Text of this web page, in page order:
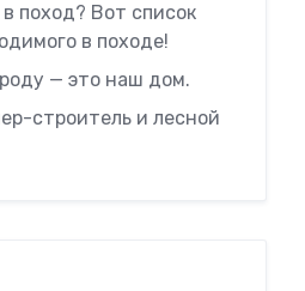
поход? Вот список
в походе!
— это наш дом.
строитель и лесной